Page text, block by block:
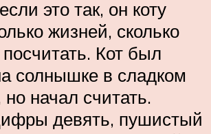
это так, он коту
жизней, сколько
Кот был
солнышке в сладком
начал считать.
девять, пушистый